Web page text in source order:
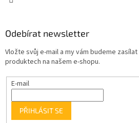
Odebírat newsletter
Vložte svůj e-mail a my vám budeme
produktech na našem e-shopu.
E-mail
PŘIHLÁSIT SE